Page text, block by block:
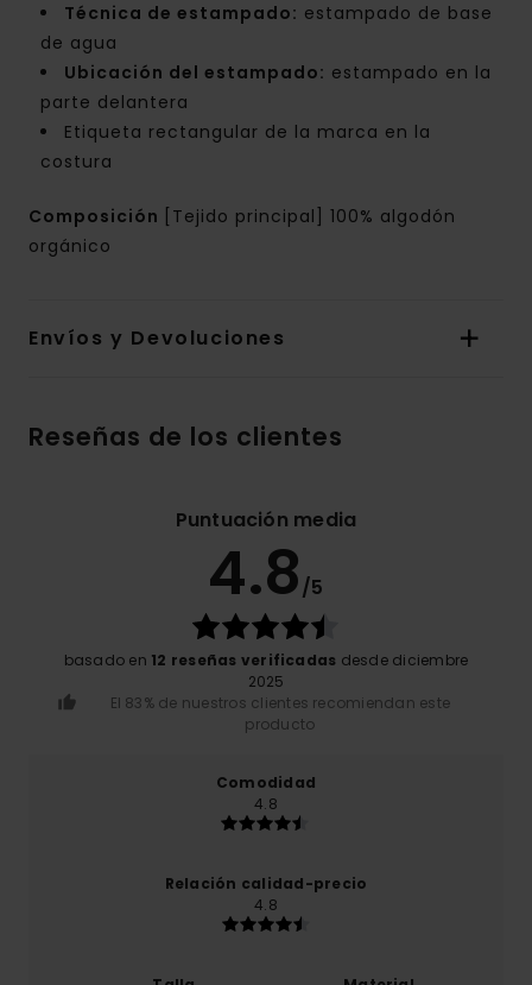
Técnica de estampado: estampado de base
de agua
Ubicación del estampado: estampado en la
parte delantera
Etiqueta rectangular de la marca en la
costura
Composición
[Tejido principal] 100% algodón
orgánico
Envíos y Devoluciones
Reseñas de los clientes
Puntuación media
4.8/5
basado en 12 reseñas verificadas desde diciembre
2025
El 83% de nuestros clientes recomiendan este
producto
Comodidad
4.8
Relación calidad-precio
4.8